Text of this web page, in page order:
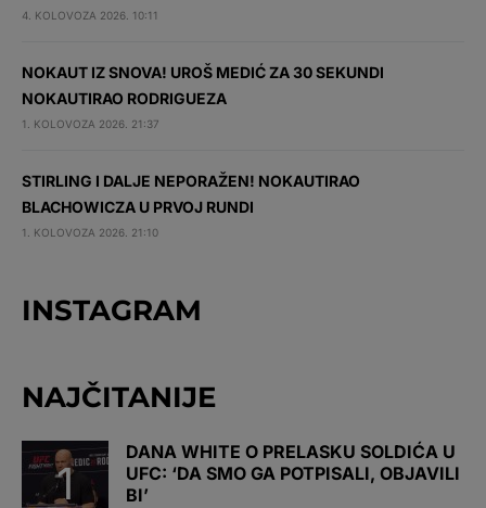
4. KOLOVOZA 2026. 10:11
NOKAUT IZ SNOVA! UROŠ MEDIĆ ZA 30 SEKUNDI
NOKAUTIRAO RODRIGUEZA
1. KOLOVOZA 2026. 21:37
STIRLING I DALJE NEPORAŽEN! NOKAUTIRAO
BLACHOWICZA U PRVOJ RUNDI
1. KOLOVOZA 2026. 21:10
INSTAGRAM
NAJČITANIJE
DANA WHITE O PRELASKU SOLDIĆA U
UFC: ‘DA SMO GA POTPISALI, OBJAVILI
BI’